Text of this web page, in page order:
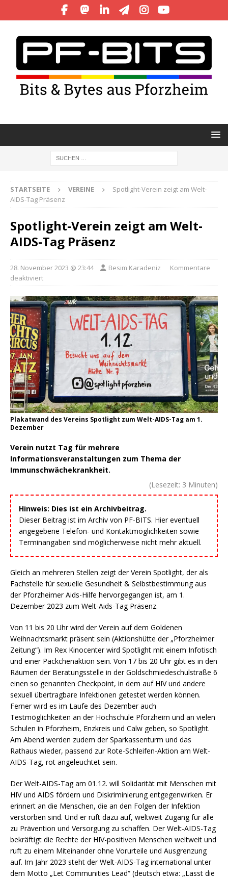
STARTSEITE VEREINE
Spotlight-Verein zeigt am Welt-
AIDS-Tag Präsenz
Spotlight-Verein zeigt am Welt-
AIDS-Tag Präsenz
28. November 2023 @ 23:44 Besim Karadeniz
Kommentare
deaktiviert
Plakatwand des Vereins Spotlight zum Welt-AIDS-Tag am 1.
Dezember
Verein nutzt Tag für mehrere
Informationsveranstaltungen zum Thema der
Immunschwächekrankheit.
(Lesezeit: 3 Minuten)
Hinweis: Dies ist ein Archivbeitrag.
Dieser Beitrag ist im Archiv von PF-BITS. Hier eventuell
angegebene Telefon- und Kontaktmöglichkeiten sowie
Terminangaben sind möglicherweise nicht mehr aktuell.
Gleich an mehreren Stellen zeigt der Verein Spotlight, der als
Fachstelle für sexuelle Gesundheit & Selbstbestimmung aus
der Pforzheimer Aids-Hilfe hervorgegangen ist, am 1.
Dezember 2023 zum Welt-Aids-Tag Präsenz.
Von 11 bis 20 Uhr wird der Verein auf dem Goldenen
Weihnachtsmarkt präsent sein (Aktionshütte der „Pforzheimer
Zeitung“). Im Rex Kinocenter wird Spotlight mit einem Infotisch
und einer Päckchenaktion sein. Von 17 bis 20 Uhr gibt es in den
Räumen der Beratungsstelle in der Goldschmiedeschulstraße 6
einen so genannten Checkpoint, in dem auf HIV und andere
sexuell übertragbare Infektionen getestet werden können.
Ferner wird es im Laufe des Dezember auch
Testmöglichkeiten an der Hochschule Pforzheim und an vielen
Schulen in Pforzheim, Enzkreis und Calw geben, so Spotlight.
Am Abend werden zudem der Sparkassenturm und das
Rathaus wieder, passend zur Rote-Schleifen-Aktion am Welt-
AIDS-Tag, rot angeleuchtet sein.
Der Welt-AIDS-Tag am 01.12. will Solidarität mit Menschen mit
HIV und AIDS fördern und Diskriminierung entgegenwirken. Er
erinnert an die Menschen, die an den Folgen der Infektion
verstorben sind. Und er ruft dazu auf, weltweit Zugang für alle
zu Prävention und Versorgung zu schaffen. Der Welt-AIDS-Tag
bekräftigt die Rechte der HIV-positiven Menschen weltweit und
ruft zu einem Miteinander ohne Vorurteile und Ausgrenzung
auf. Im Jahr 2023 steht der Welt-AIDS-Tag international unter
dem Motto „Let Communities Lead“ (deutsch etwa: „Lasst die